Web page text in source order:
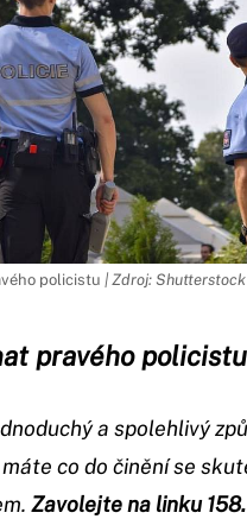
policistu | Zdroj: Shutterstock
pravého policistu
a spolehlivý
co do činění se
Zavolejte na linku 158.